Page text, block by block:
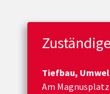
Tiefbau,
Am Magnusplatz